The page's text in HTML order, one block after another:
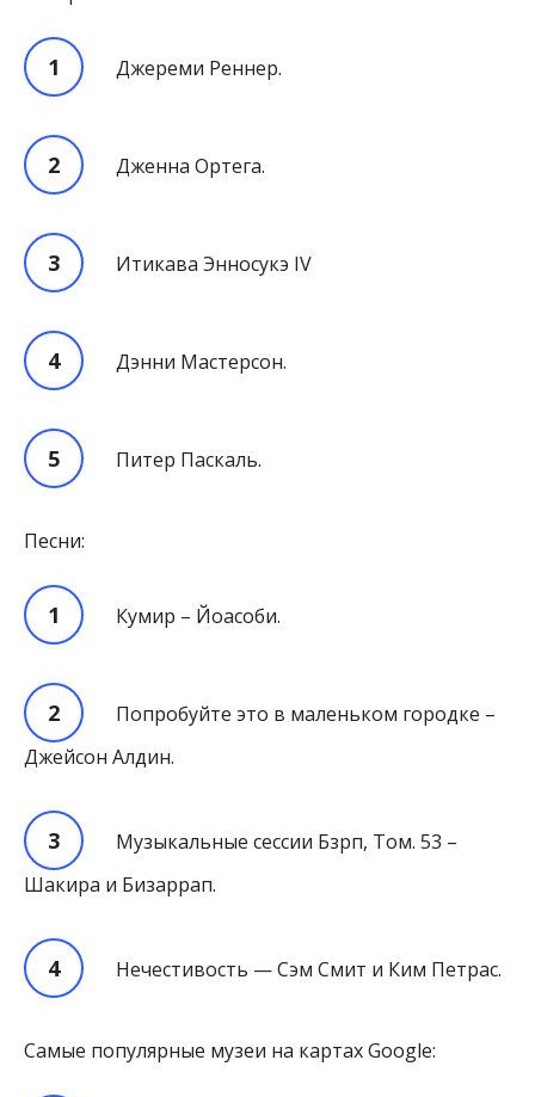
Джереми Реннер.
Дженна Ортега.
Итикава Энносукэ IV
Дэнни Мастерсон.
Питер Паскаль.
Песни:
Кумир – Йоасоби.
Попробуйте это в маленьком городке –
Джейсон Алдин.
Музыкальные сессии Бзрп, Том. 53 –
Шакира и Бизаррап.
Нечестивость — Сэм Смит и Ким Петрас.
Самые популярные музеи на картах Google: